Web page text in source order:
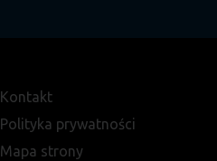
Kontakt
Polityka prywatności
Mapa strony